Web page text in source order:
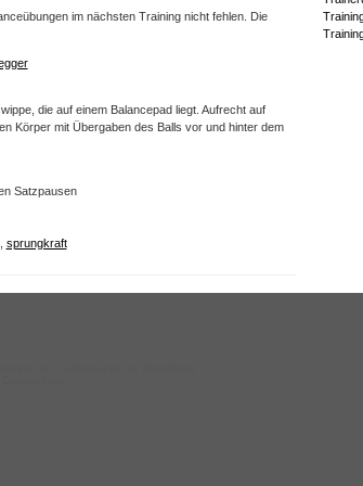
im nächsten Training nicht fehlen. Die
die auf einem Balancepad liegt. Aufrecht auf
Körper mit Übergaben des Balls vor und hinter dem
Satzpausen
sprungkraft